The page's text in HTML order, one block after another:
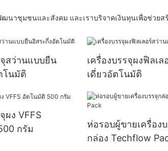
ฒนาชุมชนและสังคม และเราบริจาคเงินทุนเพื่อช่วย
จุสว่านแบบยืน
โนมัติ
เครื่องบรรจุผงฟิลเล
เดี่ยวอัตโนมัติ
ผง VFFS
กรัม
ห่อรอบผู้ขายเครื่อง
กล่อง Techflow